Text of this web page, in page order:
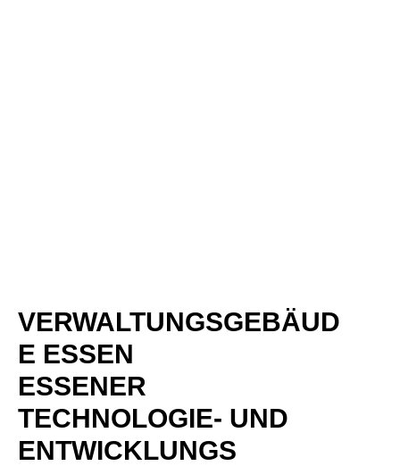
VERWALTUNGSGEBÄUD
E ESSEN
ESSENER
TECHNOLOGIE- UND
ENTWICKLUNGS